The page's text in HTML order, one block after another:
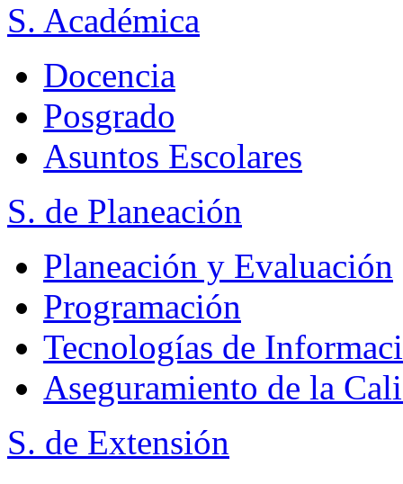
S. Académica
Docencia
Posgrado
Asuntos Escolares
S. de Planeación
Planeación y Evaluación
Programación
Tecnologías de
Aseguramiento de la
S. de Extensión